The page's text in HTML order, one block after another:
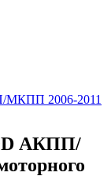
МКПП 2006-2011
АКПП/